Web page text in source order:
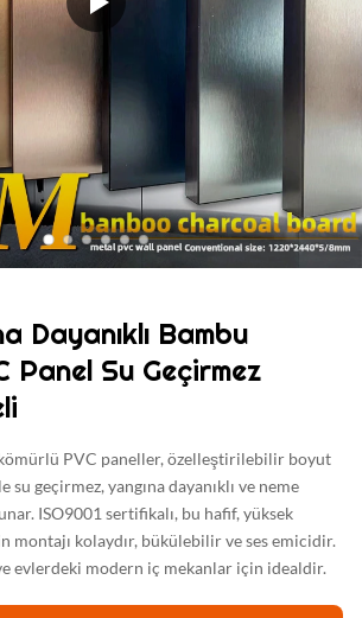
Dayanıklı Bambu
Panel Su Geçirmez
PVC paneller, özelleştirilebilir boyut
su geçirmez, yangına dayanıklı ve neme
ISO9001 sertifikalı, bu hafif, yüksek
montajı kolaydır, bükülebilir ve ses emicidir.
evlerdeki modern iç mekanlar için idealdir.